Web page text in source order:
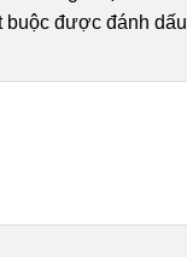
buộc được đánh dấu